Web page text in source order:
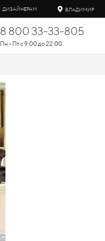
ДИЗАЙНЕРАМ ВЛАДИМИР
8 800 33-33-805
Пн - Пт с 9:00 до 22:00